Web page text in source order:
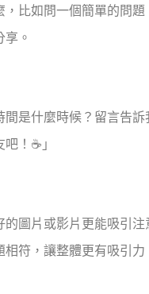
，比如問一個簡單的問題
。
間是什麼時候？留言告
！☕️」
的圖片或影片更能吸引注
符，讓整體更有吸引力